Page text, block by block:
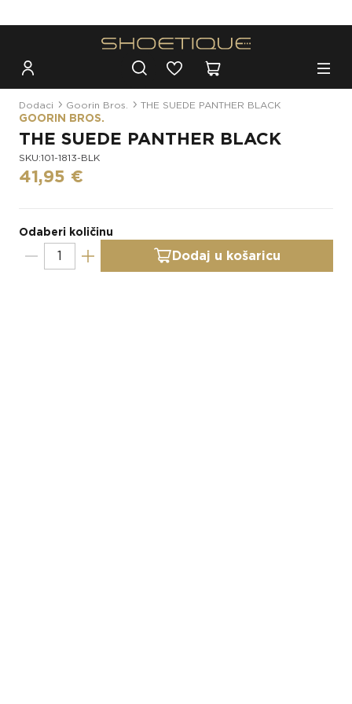
Dodaci Goorin Bros. THE SUEDE PANTHER BLACK
GOORIN BROS.
THE SUEDE PANTHER BLACK
SKU:101-1813-BLK
41,95 €
Odaberi količinu
Dodaj u košaricu